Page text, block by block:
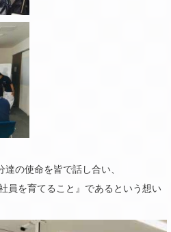
の使命を皆で話し合い、
員を育てること』であるという想い